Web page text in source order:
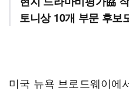
토니상 10개 부문 후보
미국 뉴욕 브로드웨이에